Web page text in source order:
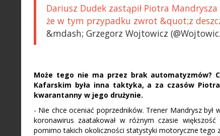
Dariusz Dudek zastąpił Piotra
że w tym przypadku zwrot &quot;z
&mdash; Grzegorz Wojtowicz
Może tego nie ma przez brak automatyzmów?
Kafarskim była inna taktyka, a za czasów
kwarantanny w jego drużynie.
- Nie chce oceniać poprzedników. Trener Mandrysz
koronawirus zaatakował w różnym czasie
pomimo takich okoliczności statystyki motoryczne tego